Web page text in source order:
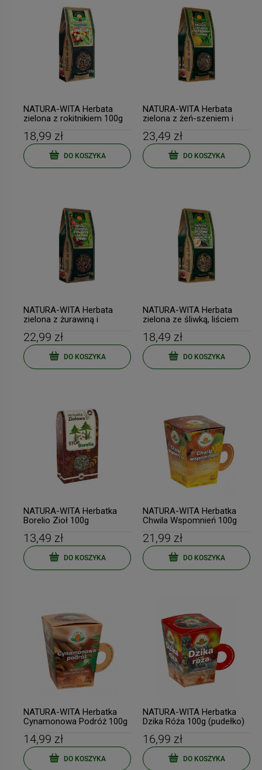
NATURA-WITA Herbata
zielona z rokitnikiem 100g
18,99 zł
DO KOSZYKA
NATURA-WITA Herbata
zielona z żeń-szeniem i
23,49 zł
DO KOSZYKA
NATURA-WITA Herbata
zielona z żurawiną i
22,99 zł
DO KOSZYKA
NATURA-WITA Herbata
zielona ze śliwką, liściem
100g
18,49 zł
DO KOSZYKA
NATURA-WITA Herbatka
Borelio Zioł 100g
13,49 zł
DO KOSZYKA
NATURA-WITA Herbatka
Chwila Wspomnień 100g
21,99 zł
DO KOSZYKA
NATURA-WITA Herbatka
Cynamonowa Podróż 100g
14,99 zł
DO KOSZYKA
NATURA-WITA Herbatka
Dzika Róża 100g (pudełko)
16,99 zł
DO KOSZYKA